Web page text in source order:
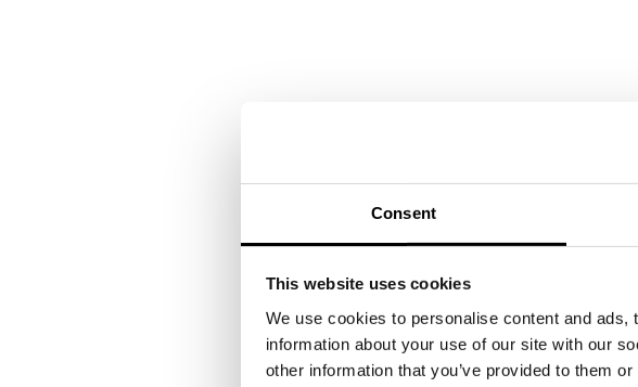
Consent
This website uses cookies
We use cookies to personalise content and
information about your use of our site with our
other information that you’ve provided to them